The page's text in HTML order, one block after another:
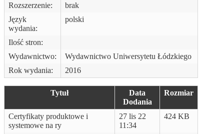
Rozszerzenie:
brak
Język
wydania:
polski
Ilość stron:
Wydawnictwo:
Wydawnictwo Uniwersytetu Łódzkiego
Rok wydania:
2016
Tytuł
Data
Dodania
Rozmiar
Certyfikaty produktowe i
systemowe na ry
27 lis 22
11:34
424 KB